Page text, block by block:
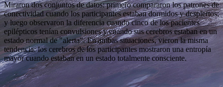
Miraron dos conjuntos de datos: primero compararon los patrones de
conectividad cuando los participantes estaban dormidos y despiertos;
y luego observaron la diferencia cuando cinco de los pacientes
epilépticos tenían convulsiones y cuando sus cerebros estaban en un
estado normal de "alerta". En ambas situaciones, vieron la misma
tendencia: los cerebros de los participantes mostraron una entropía
mayor cuando estaban en un estado totalmente consciente.